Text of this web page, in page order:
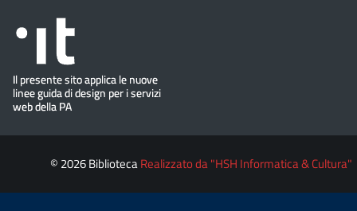
© 2026 BibliotecaRealizzato da "HSH Informatica & Cultura"